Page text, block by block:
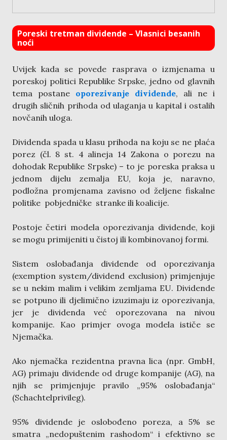
Poreski tretman dividende – Vlasnici besanih
noći
Uvijek kada se povede rasprava o izmjenama u
poreskoj politici Republike Srpske, jedno od glavnih
tema postane oporezivanje dividende, ali ne i
drugih sličnih prihoda od ulaganja u kapital i ostalih
novčanih uloga.
Dividenda spada u klasu prihoda na koju se ne plaća
porez (čl. 8 st. 4 alineja 14 Zakona o porezu na
dohodak Republike Srpske) – to je poreska praksa u
jednom dijelu zemalja EU, koja je, naravno,
podložna promjenama zavisno od željene fiskalne
politike pobjedničke stranke ili koalicije.
Postoje četiri modela oporezivanja dividende, koji
se mogu primijeniti u čistoj ili kombinovanoj formi.
Sistem oslobađanja dividende od oporezivanja
(exemption system/dividend exclusion) primjenjuje
se u nekim malim i velikim zemljama EU. Dividende
se potpuno ili djelimično izuzimaju iz oporezivanja,
jer je dividenda već oporezovana na nivou
kompanije. Kao primjer ovoga modela ističe se
Njemačka.
Ako njemačka rezidentna pravna lica (npr. GmbH,
AG) primaju dividende od druge kompanije (AG), na
njih se primjenjuje pravilo „95% oslobađanja“
(Schachtelprivileg).
95% dividende je oslobođeno poreza, a 5% se
smatra „nedopuštenim rashodom“ i efektivno se